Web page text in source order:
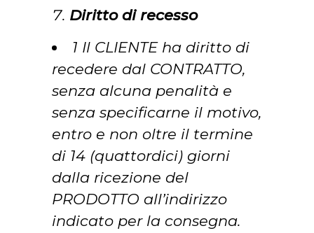
Diritto di recesso
1 Il CLIENTE ha diritto di
recedere dal CONTRATTO,
senza alcuna penalità e
senza specificarne il motivo,
entro e non oltre il termine
di 14 (quattordici) giorni
dalla ricezione del
PRODOTTO all’indirizzo
indicato per la consegna.